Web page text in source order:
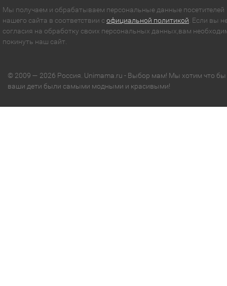
Мы получаем и обрабатываем персональные данные посетителей
нашего сайта в соответствии софициальной политикой. Если вы
согласия на обработку своих персональных данных,вам
покинуть наш сайт.
© 2009 — 2026 Россия. Unimama.ru - Выбор мам! Мы хотим что бы
ваши дети были самыми модными и красивыми!